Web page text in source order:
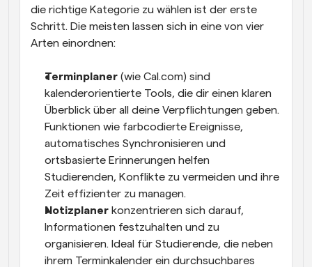
die richtige Kategorie zu wählen ist der erste
Schritt. Die meisten lassen sich in eine von vier
Arten einordnen:
Terminplaner (wie Cal.com) sind
kalenderorientierte Tools, die dir einen klaren
Überblick über all deine Verpflichtungen geben.
Funktionen wie farbcodierte Ereignisse,
automatisches Synchronisieren und
ortsbasierte Erinnerungen helfen
Studierenden, Konflikte zu vermeiden und ihre
Zeit effizienter zu managen.
Notizplaner konzentrieren sich darauf,
Informationen festzuhalten und zu
organisieren. Ideal für Studierende, die neben
ihrem Terminkalender ein durchsuchbares